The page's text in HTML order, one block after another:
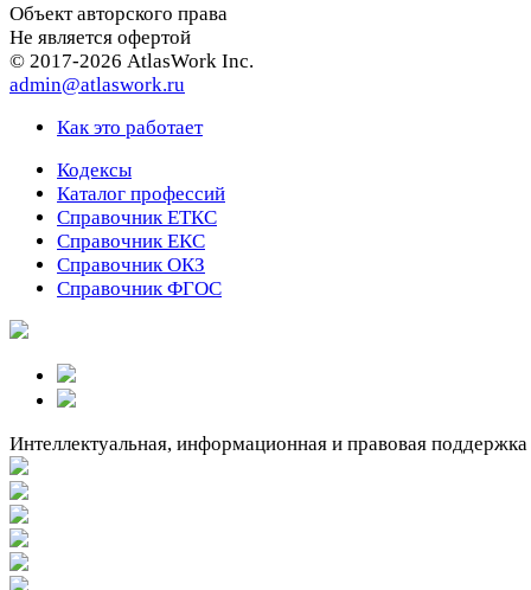
Объект авторского права
Не является офертой
© 2017-2026 AtlasWork Inc.
admin@atlaswork.ru
Как это работает
Кодексы
Каталог профессий
Справочник ЕТКС
Справочник ЕКС
Справочник ОКЗ
Справочник ФГОС
Интеллектуальная, информационная и правовая поддержка